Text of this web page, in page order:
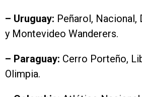
– Uruguay: Peñarol,
y Montevideo Wanderers.
– Paraguay: Cerro Porteño,
Olimpia.